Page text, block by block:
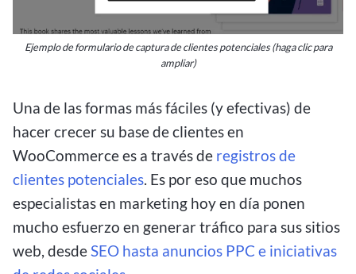
Ejemplo de formulario de captura de clientes potenciales (haga clic para
ampliar)
Una de las formas más fáciles (y efectivas) de
hacer crecer su base de clientes en
WooCommerce es a través de registros de
clientes potenciales. Es por eso que muchos
especialistas en marketing hoy en día ponen
mucho esfuerzo en generar tráfico para sus sitios
web, desdeSEO hasta anuncios PPC e iniciativas